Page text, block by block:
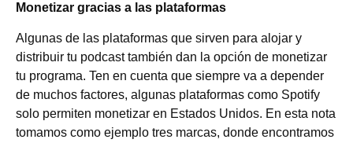
Monetizar gracias a las plataformas
Algunas de las plataformas que sirven para alojar y
distribuir tu podcast también dan la opción de monetizar
tu programa. Ten en cuenta que siempre va a depender
de muchos factores, algunas plataformas como Spotify
solo permiten monetizar en Estados Unidos. En esta nota
tomamos como ejemplo tres marcas, donde encontramos